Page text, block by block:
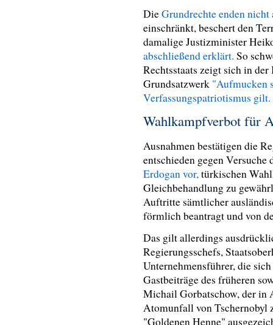
DieGrundrechte enden nicht
einschränkt, beschert den
damalige Justizminister
abschließend erklärt. So
Rechtsstaats zeigt sich in
Grundsatzwerk "Aufmucken
Verfassungspatriotismus
Wahlkampfverbot für
Ausnahmen bestätigen die
entschieden gegen
Erdogan vor,türkischen
Gleichbehandlung zu
Auftritte sämtlicher
förmlich beantragt und von
Das gilt allerdings
Regierungsschefs,
Unternehmensführer, die
Gastbeiträge des früheren
Michail Gorbatschow, der in
Atomunfall von Tschernobyl
"Goldenen Henne"